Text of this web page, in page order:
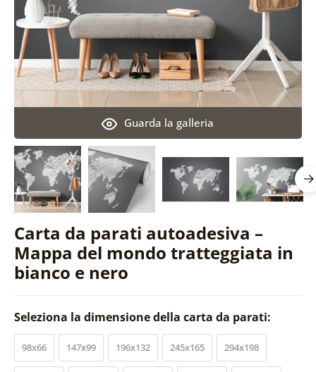
Carta da parati autoadesiva –
Mappa del mondo tratteggiata in
bianco e nero
Guarda la galleria
Seleziona la dimensione della carta da parati:
98x66 147x99 196x132 245x165 294x198